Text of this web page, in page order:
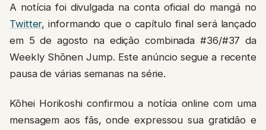
A notícia foi divulgada na conta oficial do mangá no
Twitter, informando que o capítulo final será lançado
em 5 de agosto na edição combinada #36/#37 da
Weekly Shōnen Jump. Este anúncio segue a recente
pausa de várias semanas na série.
Kōhei Horikoshi confirmou a notícia online com uma
mensagem aos fãs, onde expressou sua gratidão e